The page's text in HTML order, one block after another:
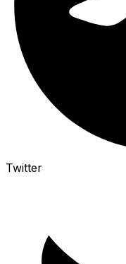
Twitter